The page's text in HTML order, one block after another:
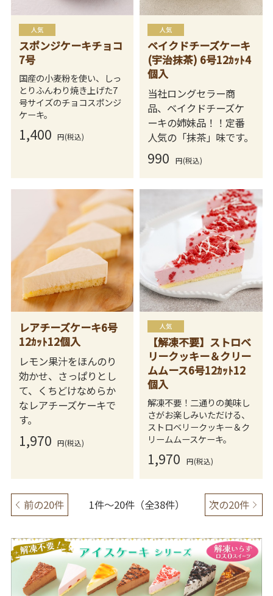
スポンジケーキチョコ
7号
国産の小麦粉を使い、しっ
とりふんわり焼き上げた7
号サイズのチョコスポンジ
ケーキ。
1,400 円(税込)
ベイクドチーズケーキ
(宇治抹茶) 6号12ｶｯﾄ4
個入
当社ロングセラー商
品、ベイクドチーズケ
ーキの姉妹品！！定番
人気の「抹茶」味です。
990 円(税込)
レアチーズケーキ6号
12ｶｯﾄ12個入
レモン果汁をほんのり
効かせ、さっぱりとし
て、くちどけなめらか
なレアチーズケーキで
す。
1,970 円(税込)
【解凍不要】ストロベ
リークッキー＆クリー
ムムース6号12ｶｯﾄ12
個入
解凍不要！二通りの美味し
さがお楽しみいただける、
ストロベリークッキー＆ク
リームムースケーキ。
1,970 円(税込)
前の20件 1件～20件（全38件） 次の20件